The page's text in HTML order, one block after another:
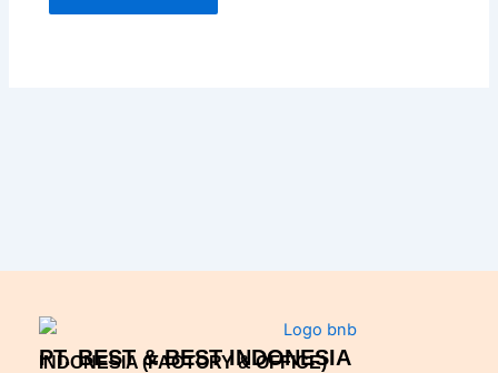
PT. BEST & BEST INDONESIA
INDONESIA (FACTORY & OFFICE)